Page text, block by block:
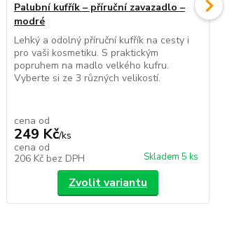
Palubní kufřík – příruční zavazadlo –
modré
Lehký a odolný příruční kufřík na cesty i
pro vaši kosmetiku. S praktickým
popruhem na madlo velkého kufru.
Vyberte si ze 3 různých velikostí.
cena od
249 Kč/ks
cena od
206 Kč bez DPH Skladem 5 ks
Zvolit variantu